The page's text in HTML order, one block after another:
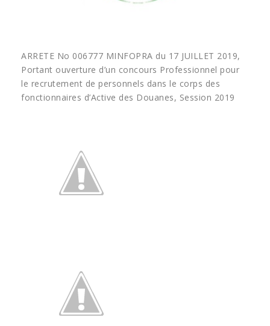
ARRETE No 006777 MINFOPRA du 17 JUILLET 2019,
Portant ouverture d’un concours Professionnel pour
le recrutement de personnels dans le corps des
fonctionnaires d’Active des Douanes, Session 2019